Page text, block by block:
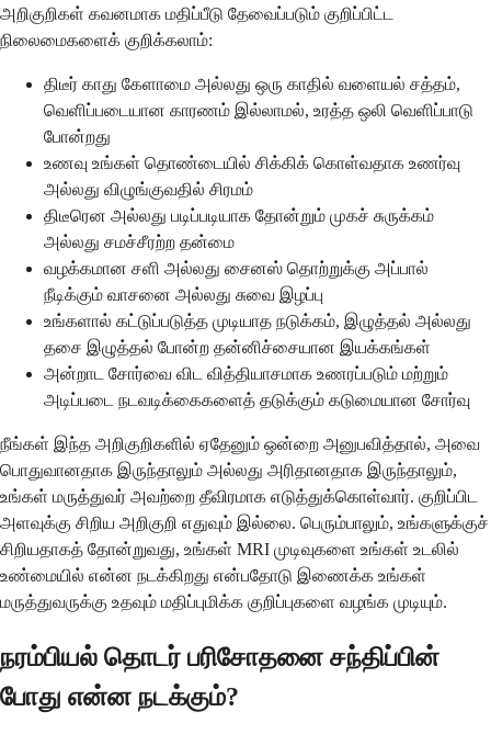
அறிகுறிகள் கவனமாக மதிப்பீடு தேவைப்படும் குறிப்பிட்ட
நிலைமைகளைக் குறிக்கலாம்:
திடீர் காது கேளாமை அல்லது ஒரு காதில் வளையல் சத்தம்,
வெளிப்படையான காரணம் இல்லாமல், உரத்த ஒலி வெளிப்பாடு
போன்றது
உணவு உங்கள் தொண்டையில் சிக்கிக் கொள்வதாக உணர்வு
அல்லது விழுங்குவதில் சிரமம்
திடீரென அல்லது படிப்படியாக தோன்றும் முகச் சுருக்கம்
அல்லது சமச்சீரற்ற தன்மை
வழக்கமான சளி அல்லது சைனஸ் தொற்றுக்கு அப்பால்
நீடிக்கும் வாசனை அல்லது சுவை இழப்பு
உங்களால் கட்டுப்படுத்த முடியாத நடுக்கம், இழுத்தல் அல்லது
தசை இழுத்தல் போன்ற தன்னிச்சையான இயக்கங்கள்
அன்றாட சோர்வை விட வித்தியாசமாக உணரப்படும் மற்றும்
அடிப்படை நடவடிக்கைகளைத் தடுக்கும் கடுமையான சோர்வு
நீங்கள் இந்த அறிகுறிகளில் ஏதேனும் ஒன்றை அனுபவித்தால், அவை
பொதுவானதாக இருந்தாலும் அல்லது அரிதானதாக இருந்தாலும்,
உங்கள் மருத்துவர் அவற்றை தீவிரமாக எடுத்துக்கொள்வார். குறிப்பிட
அளவுக்கு சிறிய அறிகுறி எதுவும் இல்லை. பெரும்பாலும், உங்களுக்குச்
சிறியதாகத் தோன்றுவது, உங்கள் MRI முடிவுகளை உங்கள் உடலில்
உண்மையில் என்ன நடக்கிறது என்பதோடு இணைக்க உங்கள்
மருத்துவருக்கு உதவும் மதிப்புமிக்க குறிப்புகளை வழங்க முடியும்.
நரம்பியல் தொடர் பரிசோதனை சந்திப்பின்
போது என்ன நடக்கும்?